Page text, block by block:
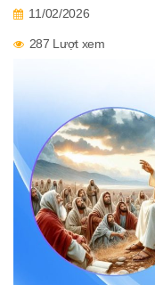
11/02/2026
287 Lượt xem